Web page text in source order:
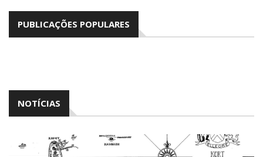
PUBLICAÇÕES POPULARES
NOTÍCIAS